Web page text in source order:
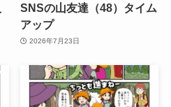
SNSの山友達（48）タイム
アップ
2026年7月23日